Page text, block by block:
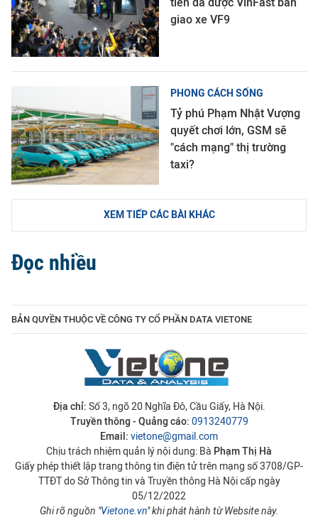
tiên đã được VinFast bàn
giao xe VF9
PHONG CÁCH SỐNG
Tỷ phú Phạm Nhật Vượng
quyết chơi lớn, GSM sẽ
"cách mạng" thị trường
taxi?
XEM TIẾP CÁC BÀI KHÁC
Đọc nhiều
BẢN QUYỀN THUỘC VỀ CÔNG TY CỔ PHẦN DATA VIETONE
Địa chỉ: Số 3, ngõ 20 Nghĩa Đô, Cầu Giấy, Hà Nội.
Truyền thông - Quảng cáo: 0913240779
Email: vietone@gmail.com
Chịu trách nhiệm quản lý nội dung: Bà Phạm Thị Hà
Giấy phép thiết lập trang thông tin điện tử trên mạng số 3708/GP-
TTĐT do Sở Thông tin và Truyền thông Hà Nội cấp ngày
05/12/2022
Ghi rõ nguồn "Vietone.vn" khi phát hành từ Website này.